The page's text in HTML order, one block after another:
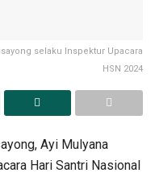
selaku Inspektur Upacara
HSN 2024
Ayi Mulyana
Hari Santri Nasional